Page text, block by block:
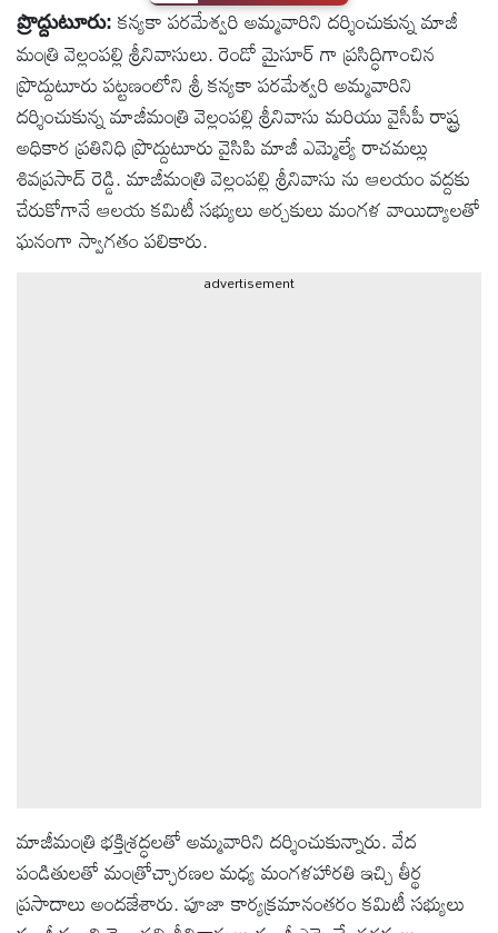
స్పెషల్స్
కెరీర్ &
ఉద్యోగాలు
లైవ్
టీవి
ప్రెస్
రిలీజ్
ప్రొద్దుటూరు: కన్యకా పరమేశ్వరి అమ్మవారిని దర్శించుకున్న మాజీ
మంత్రి వెల్లంపల్లి శ్రీనివాసులు. రెండో మైసూర్ గా ప్రసిద్ధిగాంచిన
ప్రొద్దుటూరు పట్టణంలోని శ్రీ కన్యకా పరమేశ్వరి అమ్మవారిని
దర్శించుకున్న మాజీమంత్రి వెల్లంపల్లి శ్రీనివాసు మరియు వైసీపీ రాష్ట్ర
అధికార ప్రతినిధి ప్రొద్దుటూరు వైసిపి మాజీ ఎమ్మెల్యే రాచమల్లు
శివప్రసాద్ రెడ్డి. మాజీమంత్రి వెల్లంపల్లి శ్రీనివాసు ను ఆలయం వద్దకు
చేరుకోగానే ఆలయ కమిటీ సభ్యులు అర్చకులు మంగళ వాయిద్యాలతో
ఘనంగా స్వాగతం పలికారు.
advertisement
మాజీమంత్రి భక్తిశ్రద్ధలతో అమ్మవారిని దర్శించుకున్నారు. వేద
పండితులతో మంత్రోచ్ఛారణల మధ్య మంగళహారతి ఇచ్చి తీర్థ
ప్రసాదాలు అందజేశారు. పూజా కార్యక్రమానంతరం కమిటీ సభ్యులు